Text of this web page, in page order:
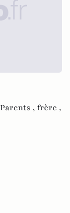
Parents , frère ,